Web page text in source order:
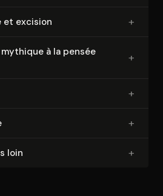
et excision +
à la pensée
+
+
+
loin +